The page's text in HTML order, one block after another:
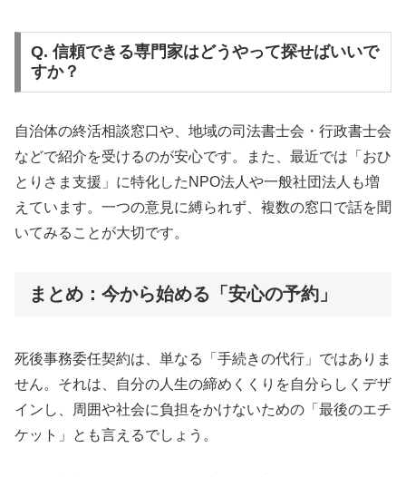
Q. 信頼できる専門家はどうやって探せばいいで
すか？
自治体の終活相談窓口や、地域の司法書士会・行政書士会
などで紹介を受けるのが安心です。また、最近では「おひ
とりさま支援」に特化したNPO法人や一般社団法人も増
えています。一つの意見に縛られず、複数の窓口で話を聞
いてみることが大切です。
まとめ：今から始める「安心の予約」
死後事務委任契約は、単なる「手続きの代行」ではありま
せん。それは、自分の人生の締めくくりを自分らしくデザ
インし、周囲や社会に負担をかけないための「最後のエチ
ケット」とも言えるでしょう。